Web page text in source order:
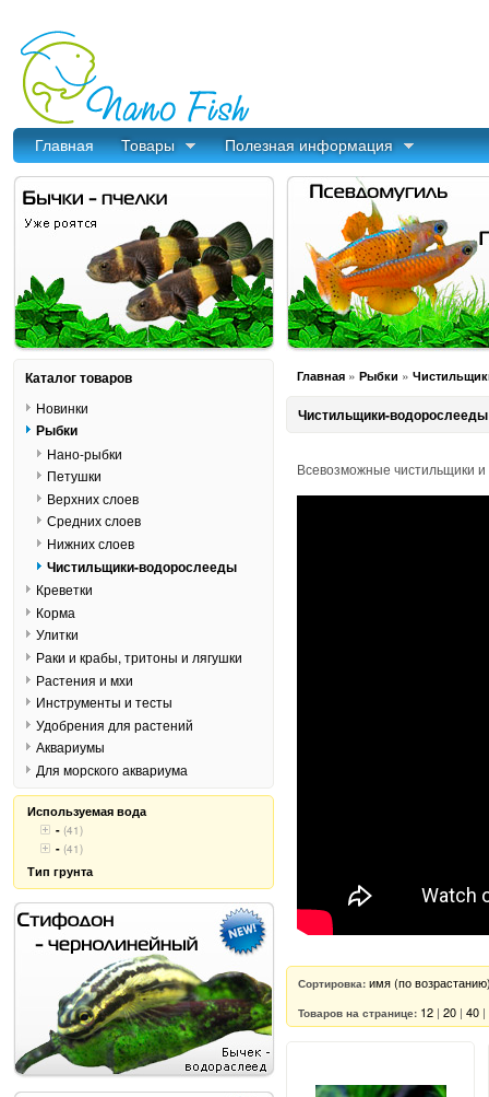
Главная Товары Полезная информация
Главная » Рыбки »
Чистильщики-водорослееды
Всевозможные чистильщики
Сортировка: имя (по
Товаров на странице: 12 | 20 | 40 |
Каталог товаров
Новинки
Рыбки
Нано-рыбки
Петушки
Верхних слоев
Средних слоев
Нижних слоев
Чистильщики-водорослееды
Креветки
Корма
Улитки
Раки и крабы, тритоны и лягушки
Растения и мхи
Инструменты и тесты
Удобрения для растений
Аквариумы
Для морского аквариума
Используемая вода
- (41)
- (41)
Тип грунта